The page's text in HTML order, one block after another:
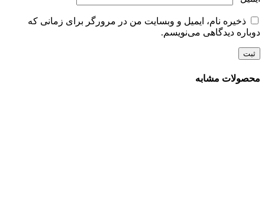
ذخیره نام، ایمیل و وبسایت من در مرورگر برای زمانی که
دوباره دیدگاهی می‌نویسم.
محصولات مشابه